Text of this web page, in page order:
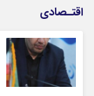
اقتـصادی